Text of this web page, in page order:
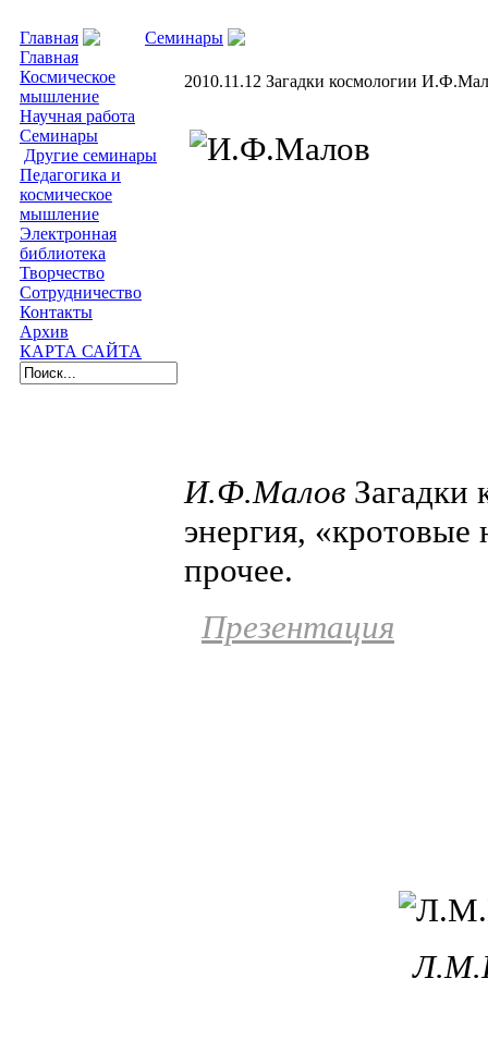
Главная Семинары
Главная
Космическое
мышление
Научная работа
Семинары
Другие семинары
Педагогика и
космическое
мышление
Электронная
библиотека
Творчество
Сотрудничество
Контакты
Архив
КАРТА САЙТА
2010.11.12 Загадки космологии
И.Ф.Малов Загадки
энергия,
прочее.
Презентация